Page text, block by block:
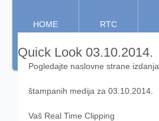
HOME RTC
Quick Look 03.10.2014.
Pogledajte naslovne strane izdanja
štampanih medija za 03.10.2014.
Vaš Real Time Clipping